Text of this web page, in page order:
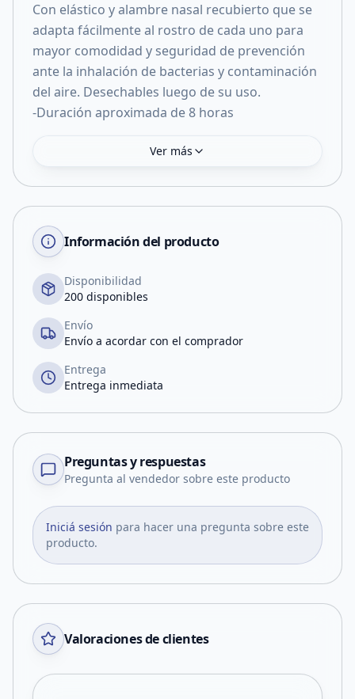
Con elástico y alambre nasal recubierto que se
adapta fácilmente al rostro de cada uno para
mayor comodidad y seguridad de prevención
ante la inhalación de bacterias y contaminación
del aire. Desechables luego de su uso.
-Duración aproximada de 8 horas
Ver más
Información del producto
Disponibilidad
200 disponibles
Envío
Envío a acordar con el comprador
Entrega
Entrega inmediata
Preguntas y respuestas
Pregunta al vendedor sobre este producto
Iniciá sesión para hacer una pregunta sobre este
producto.
Valoraciones de clientes